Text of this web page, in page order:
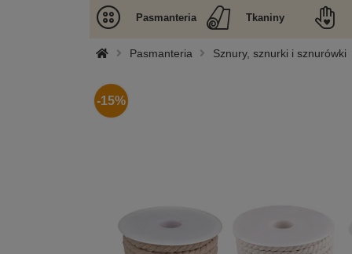
Pasmanteria Tkaniny
Pasmanteria Sznury, sznurki i sznurówki
-15%